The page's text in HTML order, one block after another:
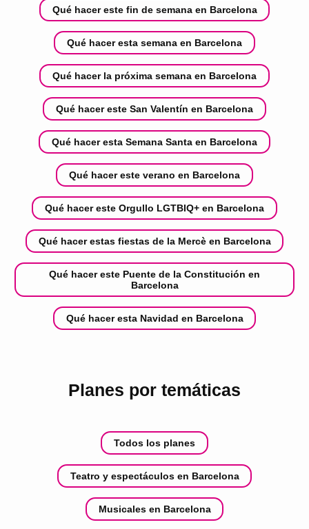
Qué hacer este fin de semana en Barcelona
Qué hacer esta semana en Barcelona
Qué hacer la próxima semana en Barcelona
Qué hacer este San Valentín en Barcelona
Qué hacer esta Semana Santa en Barcelona
Qué hacer este verano en Barcelona
Qué hacer este Orgullo LGTBIQ+ en Barcelona
Qué hacer estas fiestas de la Mercè en Barcelona
Qué hacer este Puente de la Constitución en
Barcelona
Qué hacer esta Navidad en Barcelona
Planes por temáticas
Todos los planes
Teatro y espectáculos en Barcelona
Musicales en Barcelona